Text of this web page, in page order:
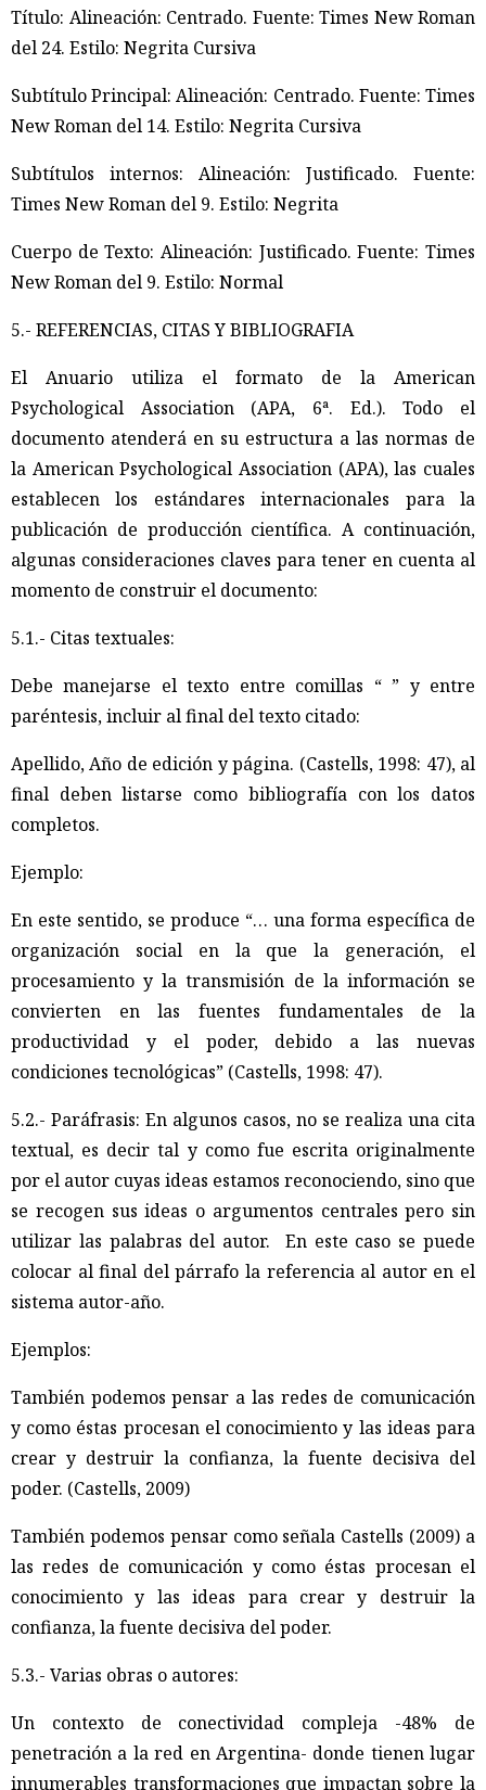
Título: Alineación: Centrado. Fuente: Times New Roman
del 24. Estilo: Negrita Cursiva
Subtítulo Principal: Alineación: Centrado. Fuente: Times
New Roman del 14. Estilo: Negrita Cursiva
Subtítulos internos: Alineación: Justificado. Fuente:
Times New Roman del 9. Estilo: Negrita
Cuerpo de Texto: Alineación: Justificado. Fuente: Times
New Roman del 9. Estilo: Normal
5.- REFERENCIAS, CITAS Y BIBLIOGRAFIA
El Anuario utiliza el formato de la American
Psychological Association (APA, 6ª. Ed.). Todo el
documento atenderá en su estructura a las normas de
la American Psychological Association (APA), las cuales
establecen los estándares internacionales para la
publicación de producción científica. A continuación,
algunas consideraciones claves para tener en cuenta al
momento de construir el documento:
5.1.- Citas textuales:
Debe manejarse el texto entre comillas “ ” y entre
paréntesis, incluir al final del texto citado:
Apellido, Año de edición y página. (Castells, 1998: 47), al
final deben listarse como bibliografía con los datos
completos.
Ejemplo:
En este sentido, se produce “… una forma específica de
organización social en la que la generación, el
procesamiento y la transmisión de la información se
convierten en las fuentes fundamentales de la
productividad y el poder, debido a las nuevas
condiciones tecnológicas” (Castells, 1998: 47).
5.2.- Paráfrasis: En algunos casos, no se realiza una cita
textual, es decir tal y como fue escrita originalmente
por el autor cuyas ideas estamos reconociendo, sino que
se recogen sus ideas o argumentos centrales pero sin
utilizar las palabras del autor. En este caso se puede
colocar al final del párrafo la referencia al autor en el
sistema autor-año.
Ejemplos:
También podemos pensar a las redes de comunicación
y como éstas procesan el conocimiento y las ideas para
crear y destruir la confianza, la fuente decisiva del
poder. (Castells, 2009)
También podemos pensar como señala Castells (2009) a
las redes de comunicación y como éstas procesan el
conocimiento y las ideas para crear y destruir la
confianza, la fuente decisiva del poder.
5.3.- Varias obras o autores:
Un contexto de conectividad compleja -48% de
penetración a la red en Argentina- donde tienen lugar
innumerables transformaciones que impactan sobre la